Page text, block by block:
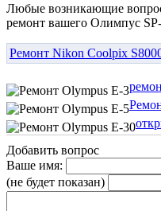
Любые возникающие
ремонт вашего Олимпус
Ремонт Nikon Coolpix
Добавить вопрос
Ваше имя:
(не будет показан)